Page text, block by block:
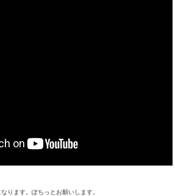
ります。ぽちっとお願いします。